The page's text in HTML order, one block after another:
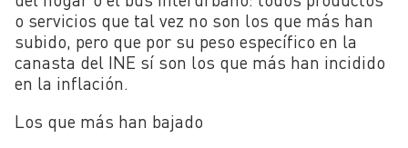
o servicios que tal vez no son los que más han
subido, pero que por su peso específico en la
canasta del INE sí son los que más han incidido
en la inflación.
Los que más han bajado